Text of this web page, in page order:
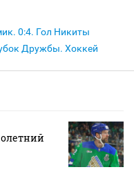
0:4. Гол Никиты
Дружбы. Хоккей